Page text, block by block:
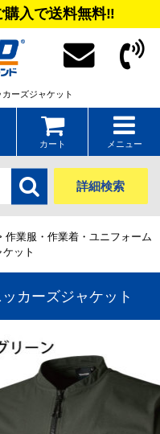
入で送料無料‼
ーズジャケット
カート メニュー
詳細検索
作業服・作業着・ユニフォーム
ット
カーズジャケット